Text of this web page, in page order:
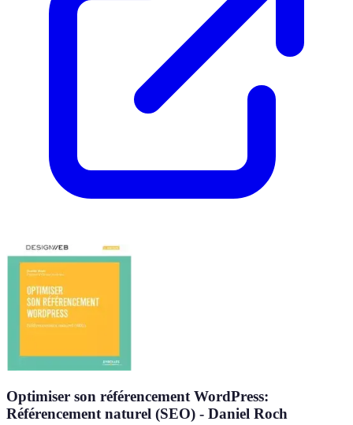
Optimiser son référencement WordPress:
Référencement naturel (SEO) - Daniel Roch